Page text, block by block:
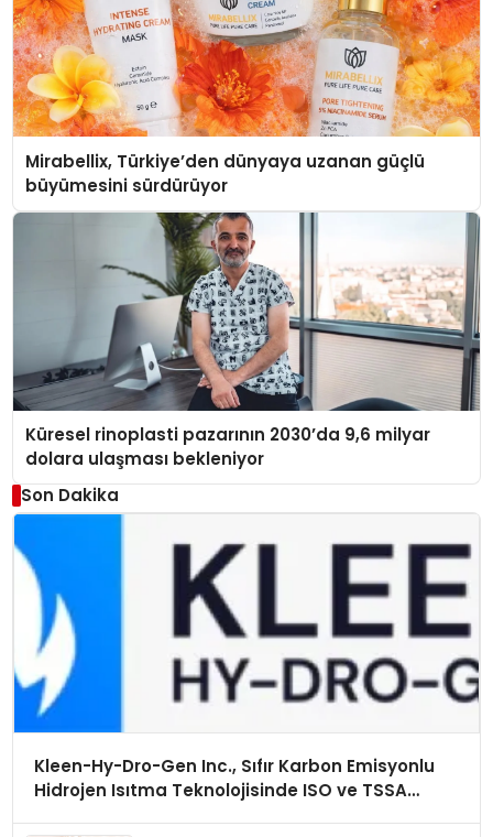
Mirabellix, Türkiye’den dünyaya uzanan güçlü
büyümesini sürdürüyor
Küresel rinoplasti pazarının 2030’da 9,6 milyar
dolara ulaşması bekleniyor
Son Dakika
Kleen-Hy-Dro-Gen Inc., Sıfır Karbon Emisyonlu
Hidrojen Isıtma Teknolojisinde ISO ve TSSA